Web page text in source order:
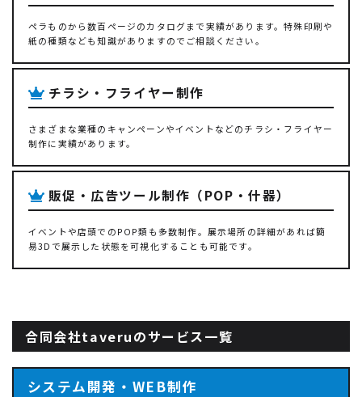
ペラものから数百ページのカタログまで実績があります。特殊印刷や
紙の種類なども知識がありますのでご相談ください。
チラシ・フライヤー制作
さまざまな業種のキャンペーンやイベントなどのチラシ・フライヤー
制作に実績があります。
販促・広告ツール制作（POP・什器）
イベントや店頭でのPOP類も多数制作。展示場所の詳細があれば簡
易3Dで展示した状態を可視化することも可能です。
合同会社taveruのサービス一覧
システム開発・WEB制作